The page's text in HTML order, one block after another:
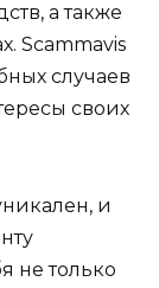
а также
Scammavis
случаев
своих
и
не только